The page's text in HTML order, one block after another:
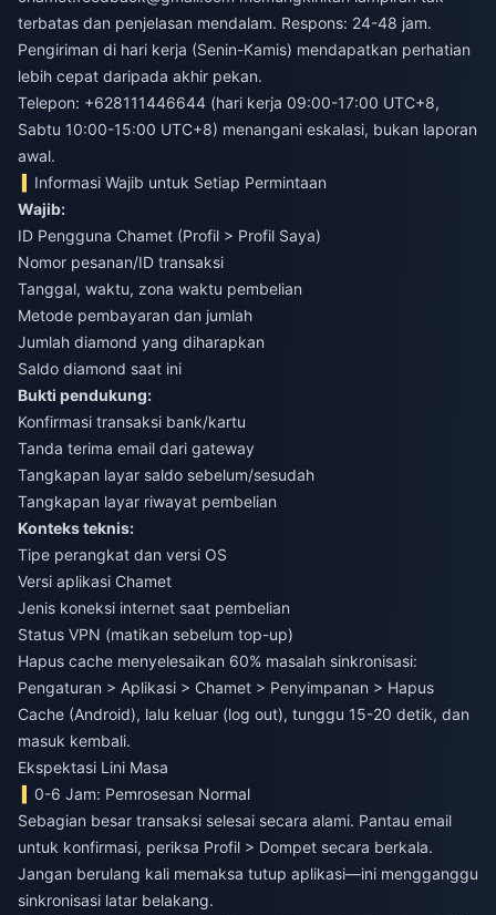
terbatas dan penjelasan mendalam. Respons: 24-48 jam.
Pengiriman di hari kerja (Senin-Kamis) mendapatkan perhatian
lebih cepat daripada akhir pekan.
Telepon: +628111446644 (hari kerja 09:00-17:00 UTC+8,
Sabtu 10:00-15:00 UTC+8) menangani eskalasi, bukan laporan
awal.
Informasi Wajib untuk Setiap Permintaan
Wajib:
ID Pengguna Chamet (Profil > Profil Saya)
Nomor pesanan/ID transaksi
Tanggal, waktu, zona waktu pembelian
Metode pembayaran dan jumlah
Jumlah diamond yang diharapkan
Saldo diamond saat ini
Bukti pendukung:
Konfirmasi transaksi bank/kartu
Tanda terima email dari gateway
Tangkapan layar saldo sebelum/sesudah
Tangkapan layar riwayat pembelian
Konteks teknis:
Tipe perangkat dan versi OS
Versi aplikasi Chamet
Jenis koneksi internet saat pembelian
Status VPN (matikan sebelum top-up)
Hapus cache menyelesaikan 60% masalah sinkronisasi:
Pengaturan > Aplikasi > Chamet > Penyimpanan > Hapus
Cache (Android), lalu keluar (log out), tunggu 15-20 detik, dan
masuk kembali.
Ekspektasi Lini Masa
0-6 Jam: Pemrosesan Normal
Sebagian besar transaksi selesai secara alami. Pantau email
untuk konfirmasi, periksa Profil > Dompet secara berkala.
Jangan berulang kali memaksa tutup aplikasi—ini mengganggu
sinkronisasi latar belakang.